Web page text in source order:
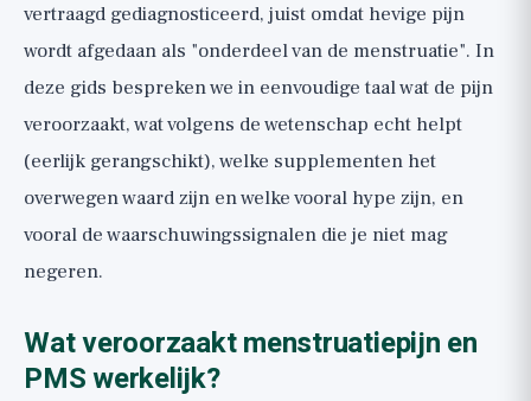
🚩
vertraagd gediagnosticeerd, juist omdat hevige pijn
wordt afgedaan als "onderdeel van de menstruatie". In
deze gids bespreken we in eenvoudige taal wat de pijn
veroorzaakt, wat volgens de wetenschap echt helpt
(eerlijk gerangschikt), welke supplementen het
overwegen waard zijn en welke vooral hype zijn, en
vooral de waarschuwingssignalen die je niet mag
negeren.
Wat veroorzaakt menstruatiepijn en
PMS werkelijk?